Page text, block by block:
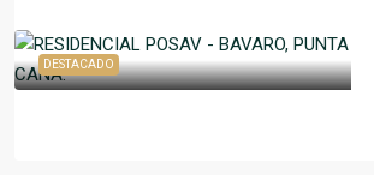
DESTACADO